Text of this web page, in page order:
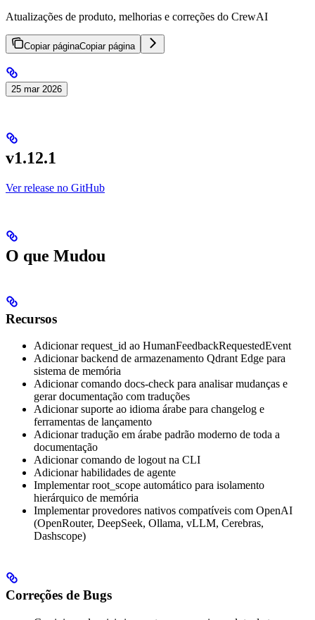
Atualizações de produto, melhorias e correções do CrewAI
Copiar páginaCopiar página
25 mar 2026
v1.12.1
Ver release no GitHub
O que Mudou
Recursos
Adicionar request_id ao HumanFeedbackRequestedEvent
Adicionar backend de armazenamento Qdrant Edge para
sistema de memória
Adicionar comando docs-check para analisar mudanças e
gerar documentação com traduções
Adicionar suporte ao idioma árabe para changelog e
ferramentas de lançamento
Adicionar tradução em árabe padrão moderno de toda a
documentação
Adicionar comando de logout na CLI
Adicionar habilidades de agente
Implementar root_scope automático para isolamento
hierárquico de memória
Implementar provedores nativos compatíveis com OpenAI
(OpenRouter, DeepSeek, Ollama, vLLM, Cerebras,
Dashscope)
Correções de Bugs